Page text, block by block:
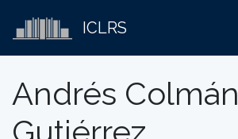
ICLRS
Andrés Colmán
Gutiérrez